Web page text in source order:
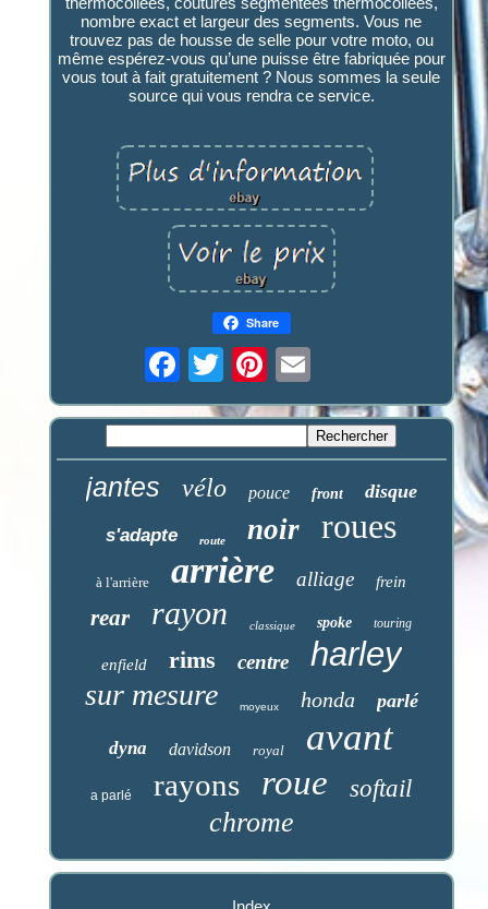
nombre exact et largeur des segments. Vous ne
trouvez pas de housse de selle pour votre moto, ou
même espérez-vous qu’une puisse être fabriquée pour
vous tout à fait gratuitement ? Nous sommes la seule
source qui vous rendra ce service.
Share
jantes vélo pouce front disque
s'adapte route noir roues
à l'arrière arrière alliage frein
rear rayon classique spoke touring
enfield rims centre harley
sur mesure moyeux honda parlé
dyna davidson royal avant
a parlé rayons roue softail
chrome